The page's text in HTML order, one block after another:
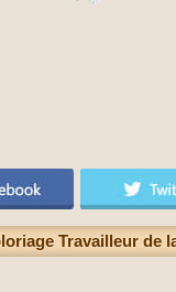
Travailleur de